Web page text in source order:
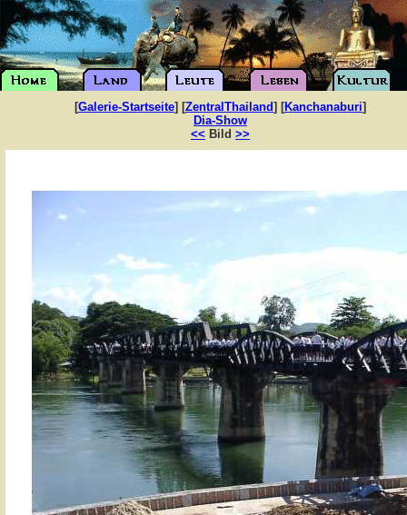
[Galerie-Startseite] [ZentralThailand] [Kanchanaburi]
Dia-Show
<< Bild >>